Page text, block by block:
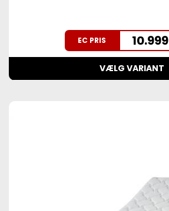
EC PRIS 10.999
VÆLG VARIANT